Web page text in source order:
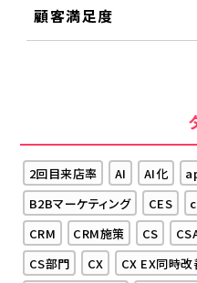
顧客満足度
2回目来店率 AI AI化
B2Bマーケティング
CES
CRM
CRM施策 CS
CS部門
CX CX EX同時改